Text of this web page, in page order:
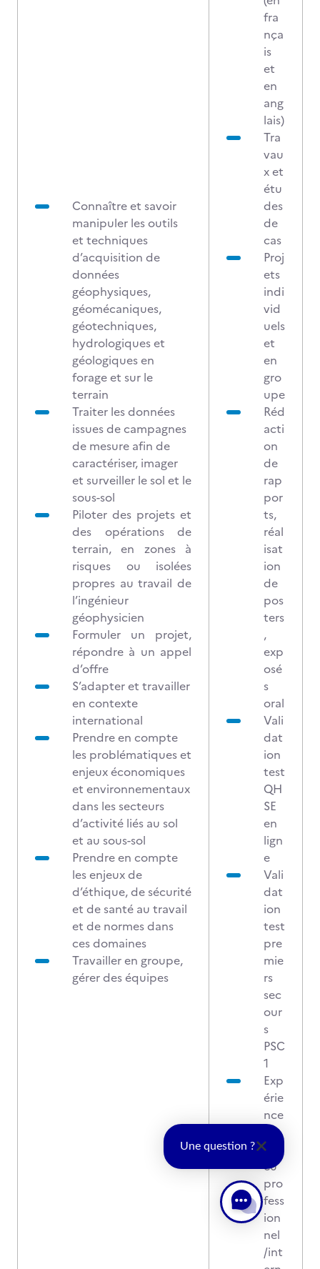
Connaître et savoir
manipuler les outils
et techniques
d’acquisition de
données
géophysiques,
géomécaniques,
géotechniques,
hydrologiques et
géologiques en
forage et sur le
terrain
Traiter les données
issues de campagnes
de mesure afin de
caractériser, imager
et surveiller le sol et le
sous-sol
Piloter des projets et
des opérations de
terrain, en zones à
risques ou isolées
propres au travail de
l’ingénieur
géophysicien
Formuler un projet,
répondre à un appel
d’offre
S’adapter et travailler
en contexte
international
Prendre en compte
les problématiques et
enjeux économiques
et environnementaux
dans les secteurs
d’activité liés au sol
et au sous-sol
Prendre en compte
les enjeux de
d’éthique, de sécurité
et de santé au travail
et de normes dans
ces domaines
Travailler en groupe,
gérer des équipes
fra
nça
is
et
en
ang
lais)
Tra
vau
x et
étu
des
de
cas
Proj
ets
indi
vid
uels
et
en
gro
upe
Réd
acti
on
de
rap
por
ts,
réal
isat
ion
de
pos
ters
,
exp
osé
s
oral
Vali
dat
ion
test
QH
SE
en
lign
e
Vali
dat
ion
test
pre
mie
rs
sec
our
s
PSC
1
Exp
érie
nce
en
mili
eu
pro
fess
ion
nel
/int
Une question ?